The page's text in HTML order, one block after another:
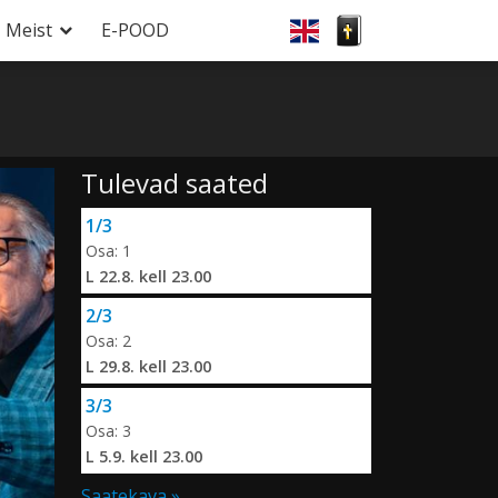
Meist E-POOD
Tulevad saated
1/3
Osa: 1
L 22.8. kell 23.00
2/3
Osa: 2
L 29.8. kell 23.00
3/3
Osa: 3
L 5.9. kell 23.00